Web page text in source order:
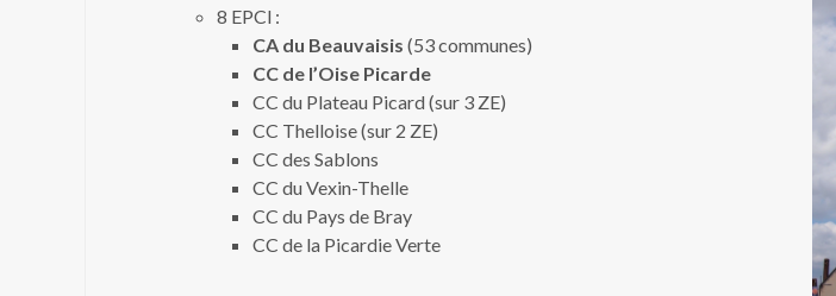
8 EPCI :
CA du Beauvaisis (53 communes)
CC de l’Oise Picarde
CC du Plateau Picard (sur 3 ZE)
CC Thelloise (sur 2 ZE)
CC des Sablons
CC du Vexin-Thelle
CC du Pays de Bray
CC de la Picardie Verte